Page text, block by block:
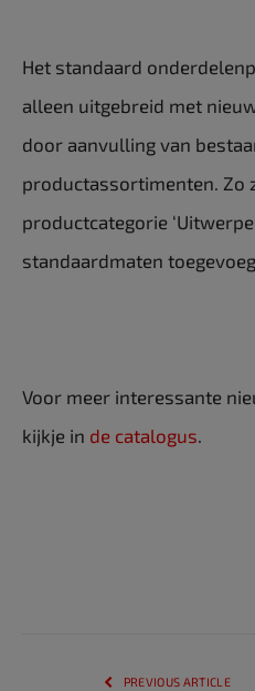
Het standaard
alleen uitgebreid met
door aanvulling van
productassortimenten. Zo
productcategorie
standaardmaten
Voor meer interessante
kijkje in de catalogus
PREVIOUS ARTICLE